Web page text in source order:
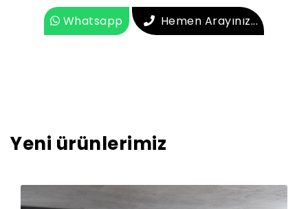
Whatsapp Hemen Arayınız...
Yeni ürünlerimiz